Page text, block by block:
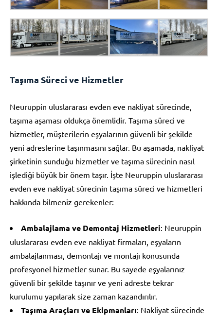
Taşıma Süreci ve Hizmetler
Neuruppin uluslararası evden eve nakliyat sürecinde,
taşıma aşaması oldukça önemlidir. Taşıma süreci ve
hizmetler, müşterilerin eşyalarının güvenli bir şekilde
yeni adreslerine taşınmasını sağlar. Bu aşamada, nakliyat
şirketinin sunduğu hizmetler ve taşıma sürecinin nasıl
işlediği büyük bir önem taşır. İşte Neuruppin uluslararası
evden eve nakliyat sürecinin taşıma süreci ve hizmetleri
hakkında bilmeniz gerekenler:
Ambalajlama ve Demontaj Hizmetleri: Neuruppin
uluslararası evden eve nakliyat firmaları, eşyaların
ambalajlanması, demontajı ve montajı konusunda
profesyonel hizmetler sunar. Bu sayede eşyalarınız
güvenli bir şekilde taşınır ve yeni adreste tekrar
kurulumu yapılarak size zaman kazandırılır.
Taşıma Araçları ve Ekipmanları: Nakliyat sürecinde